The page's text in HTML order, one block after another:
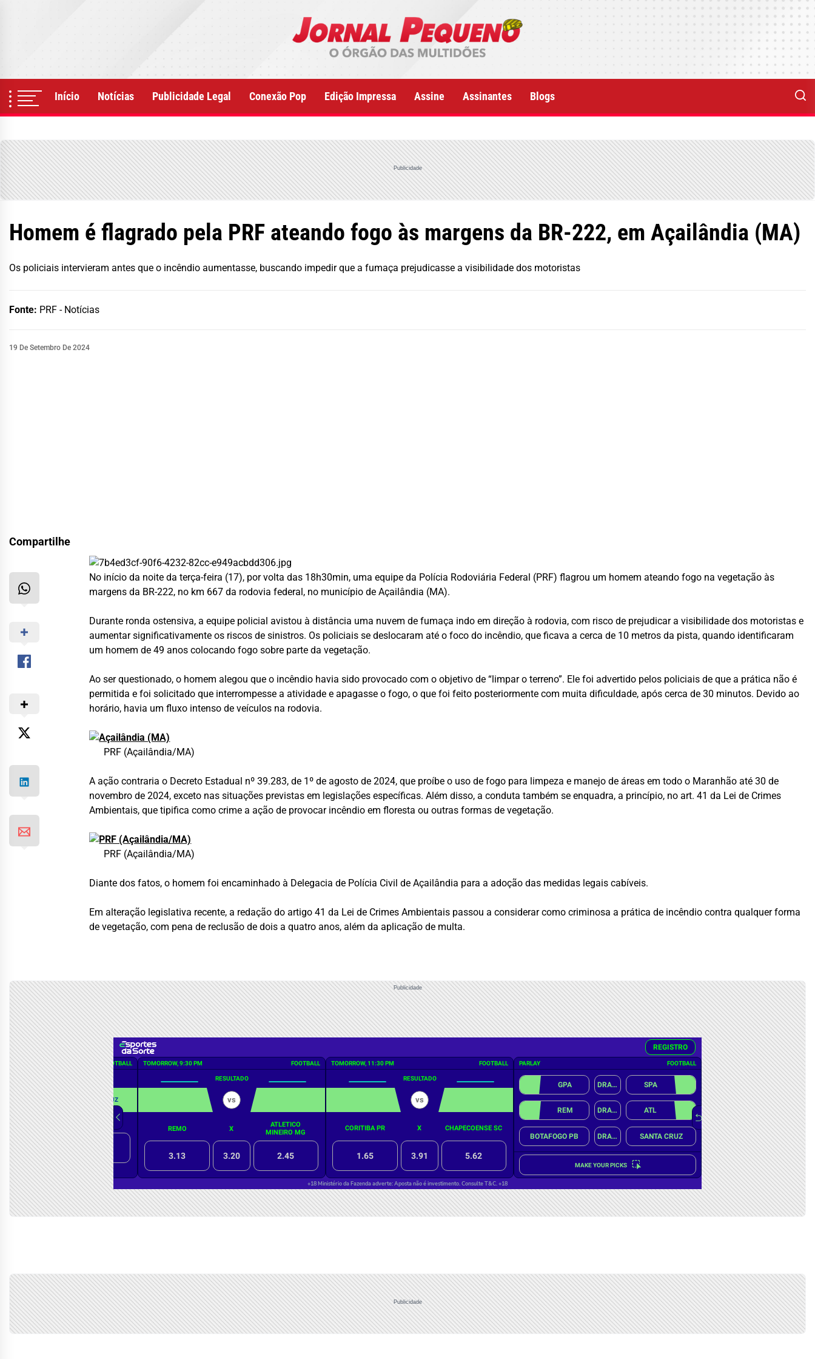
Início Notícias Publicidade Legal Conexão Pop Edição Impressa Assine Assinantes Blogs
Publicidade
Homem é flagrado pela PRF ateando fogo às margens da BR-222, em Açailândia (MA)
Os policiais intervieram antes que o incêndio aumentasse, buscando impedir que a fumaça prejudicasse a visibilidade dos motoristas
Fonte: PRF - Notícias
19 De Setembro De 2024
Compartilhe
No início da noite da terça-feira (17), por volta das 18h30min, uma equipe da Polícia Rodoviária Federal (PRF) flagrou um homem ateando fogo na vegetação às
margens da BR-222, no km 667 da rodovia federal, no município de Açailândia (MA).
Durante ronda ostensiva, a equipe policial avistou à distância uma nuvem de fumaça indo em direção à rodovia, com risco de prejudicar a visibilidade dos motoristas e
aumentar significativamente os riscos de sinistros. Os policiais se deslocaram até o foco do incêndio, que ficava a cerca de 10 metros da pista, quando identificaram
um homem de 49 anos colocando fogo sobre parte da vegetação.
Ao ser questionado, o homem alegou que o incêndio havia sido provocado com o objetivo de “limpar o terreno”. Ele foi advertido pelos policiais de que a prática não é
permitida e foi solicitado que interrompesse a atividade e apagasse o fogo, o que foi feito posteriormente com muita dificuldade, após cerca de 30 minutos. Devido ao
horário, havia um fluxo intenso de veículos na rodovia.
PRF (Açailândia/MA)
A ação contraria o Decreto Estadual nº 39.283, de 1º de agosto de 2024, que proíbe o uso de fogo para limpeza e manejo de áreas em todo o Maranhão até 30 de
novembro de 2024, exceto nas situações previstas em legislações específicas. Além disso, a conduta também se enquadra, a princípio, no art. 41 da Lei de Crimes
Ambientais, que tipifica como crime a ação de provocar incêndio em floresta ou outras formas de vegetação.
PRF (Açailândia/MA)
Diante dos fatos, o homem foi encaminhado à Delegacia de Polícia Civil de Açailândia para a adoção das medidas legais cabíveis.
Em alteração legislativa recente, a redação do artigo 41 da Lei de Crimes Ambientais passou a considerar como criminosa a prática de incêndio contra qualquer forma
de vegetação, com pena de reclusão de dois a quatro anos, além da aplicação de multa.
Publicidade
Publicidade